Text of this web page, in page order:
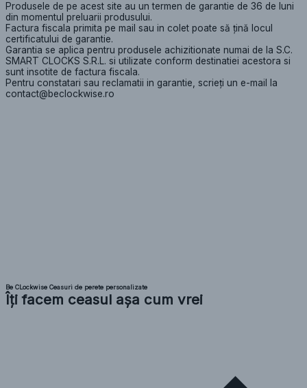
Produsele de pe acest site au un termen de garantie de 36 de luni
din momentul preluarii produsului.
Factura fiscala primita pe mail sau in colet poate să țină locul
certificatului de garantie.
Garantia se aplica pentru produsele achizitionate numai de la S.C.
SMART CLOCKS S.R.L. si utilizate conform destinatiei acestora si
sunt insotite de factura fiscala.
Pentru constatari sau reclamatii in garantie, scrieți un e-mail la
contact@beclockwise.ro
Be CLockwise Ceasuri de perete personalizate
Îți facem ceasul așa cum vrei